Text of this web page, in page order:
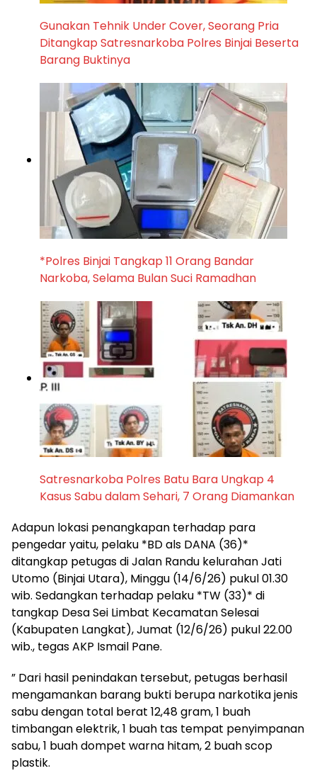
‎Gunakan Tehnik Under Cover, Seorang Pria
Ditangkap Satresnarkoba Polres Binjai Beserta
Barang Buktinya
*Polres Binjai Tangkap 11 Orang Bandar
Narkoba, Selama Bulan Suci Ramadhan
Satresnarkoba Polres Batu Bara Ungkap 4
Kasus Sabu dalam Sehari, 7 Orang Diamankan
Adapun lokasi penangkapan terhadap para
pengedar yaitu, pelaku *BD als DANA (36)*
ditangkap petugas di Jalan Randu kelurahan Jati
Utomo (Binjai Utara), Minggu (14/6/26) pukul 01.30
wib. Sedangkan terhadap pelaku *TW (33)* di
tangkap Desa Sei Limbat Kecamatan Selesai
(Kabupaten Langkat), Jumat (12/6/26) pukul 22.00
wib., tegas AKP Ismail Pane.
” Dari hasil penindakan tersebut, petugas berhasil
mengamankan barang bukti berupa narkotika jenis
sabu dengan total berat 12,48 gram, 1 buah
timbangan elektrik, 1 buah tas tempat penyimpanan
sabu, 1 buah dompet warna hitam, 2 buah scop
plastik.